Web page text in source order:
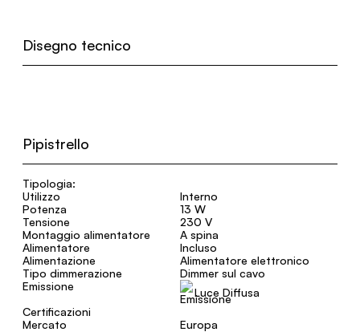
Disegno tecnico
Pipistrello
Tipologia:
Utilizzo
Interno
Potenza
13 W
Tensione
230 V
Montaggio alimentatore
A spina
Alimentatore
Incluso
Alimentazione
Alimentatore elettronico
Tipo dimmerazione
Dimmer sul cavo
Emissione
Luce Diffusa
Certificazioni
Mercato
Europa